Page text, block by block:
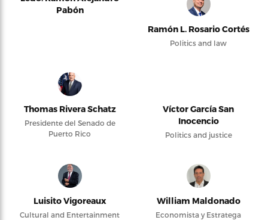
Pabón
Ramón L. Rosario Cortés
Politics and law
Thomas Rivera Schatz
Presidente del Senado de
Puerto Rico
Víctor García San
Inocencio
Politics and justice
Luisito Vigoreaux
Cultural and Entertainment
William Maldonado
Economista y Estratega